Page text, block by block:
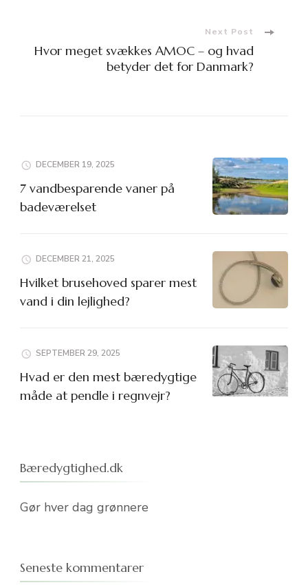
Next Post
Hvor meget svækkes AMOC – og hvad
betyder det for Danmark?
DECEMBER 19, 2025
7 vandbesparende vaner på
badeværelset
DECEMBER 21, 2025
Hvilket brusehoved sparer mest
vand i din lejlighed?
SEPTEMBER 29, 2025
Hvad er den mest bæredygtige
måde at pendle i regnvejr?
Bæredygtighed.dk
Gør hver dag grønnere
Seneste kommentarer